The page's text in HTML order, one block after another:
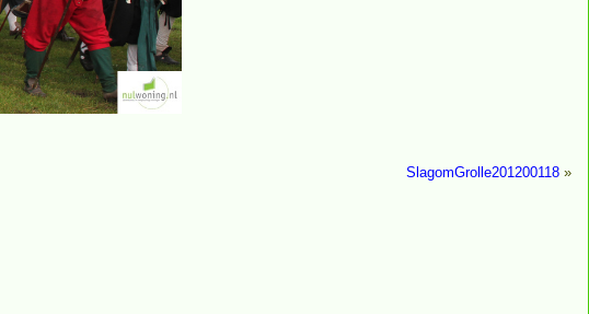
SlagomGrolle201200118 »